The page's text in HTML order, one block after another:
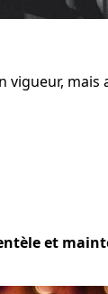
vigueur, mais
et